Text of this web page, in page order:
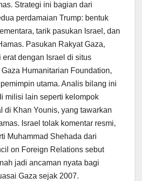
Strategi ini bagian dari
perdamaian Trump: bentuk
tarik pasukan Israel, dan
Pasukan Rakyat Gaza,
dengan Israel di situs
Humanitarian Foundation,
utama. Analis bilang ini
milisi lain seperti kelompok
di Khan Younis, yang tawarkan
Israel tolak komentar resmi,
Muhammad Shehada dari
on Foreign Relations sebut
jadi ancaman nyata bagi
Gaza sejak 2007.